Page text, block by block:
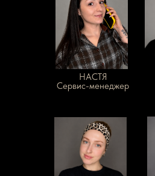
НАСТЯ
Сервис-менеджер